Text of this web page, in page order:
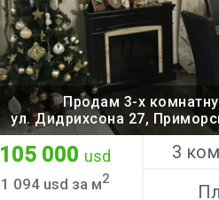
Продам 3-х
ул. Дидрихсона 27,
105 000 usd
1 094 usd за м2
3